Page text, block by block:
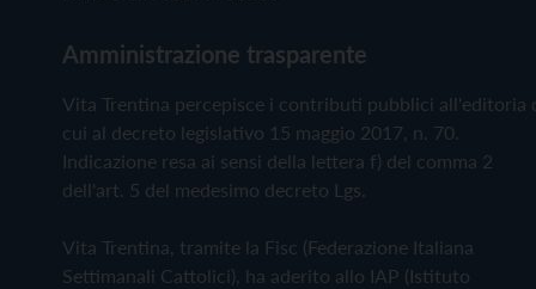
Amministrazione trasparente
Vita Trentina percepisce i contributi pubblici all'editoria
cui al decreto legislativo 15 maggio 2017, n. 70.
Indicazione resa ai sensi della lettera f) del comma 2
dell'art. 5 del medesimo decreto Lgs.
Vita Trentina, tramite la Fisc (Federazione Italiana
Settimanali Cattolici), ha aderito allo IAP (Istituto